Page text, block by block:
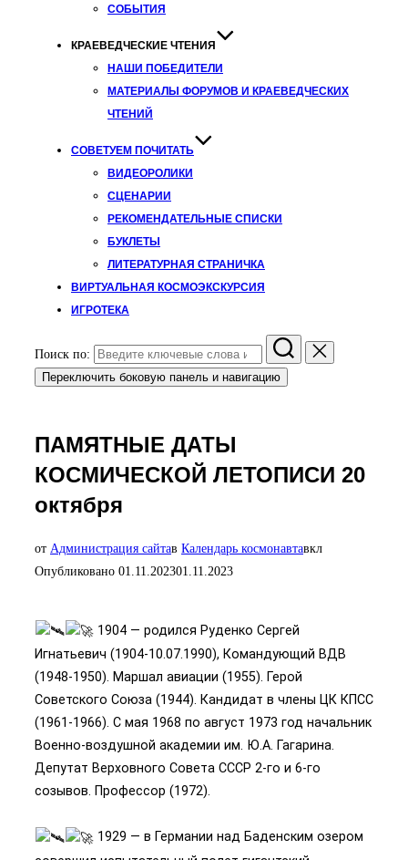
СОБЫТИЯ
КРАЕВЕДЧЕСКИЕ ЧТЕНИЯ
НАШИ ПОБЕДИТЕЛИ
МАТЕРИАЛЫ ФОРУМОВ И КРАЕВЕДЧЕСКИХ
ЧТЕНИЙ
СОВЕТУЕМ ПОЧИТАТЬ
ВИДЕОРОЛИКИ
СЦЕНАРИИ
РЕКОМЕНДАТЕЛЬНЫЕ СПИСКИ
БУКЛЕТЫ
ЛИТЕРАТУРНАЯ СТРАНИЧКА
ВИРТУАЛЬНАЯ КОСМОЭКСКУРСИЯ
ИГРОТЕКА
Поиск по:
Переключить боковую панель и навигацию
ПАМЯТНЫЕ ДАТЫ
КОСМИЧЕСКОЙ ЛЕТОПИСИ 20
октября
от Администрация сайтав Календарь космонавтавкл
Опубликовано 01.11.202301.11.2023
1904 — родился Руденко Сергей
Игнатьевич (1904-10.07.1990), Командующий ВДВ
(1948-1950). Маршал авиации (1955). Герой
Советского Союза (1944). Кандидат в члены ЦК КПСС
(1961-1966). С мая 1968 по август 1973 год начальник
Военно-воздушной академии им. Ю.А. Гагарина.
Депутат Верховного Совета СССР 2-го и 6-го
созывов. Профессор (1972).
1929 — в Германии над Баденским озером